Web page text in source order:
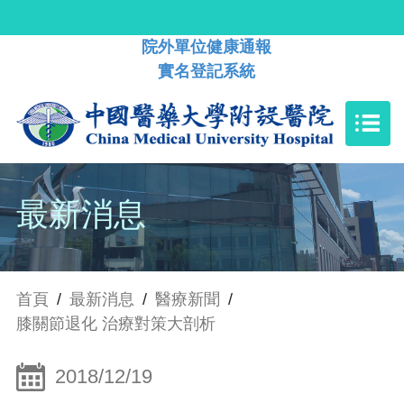
院外單位健康通報
實名登記系統
最新消息
首頁 / 最新消息 / 醫療新聞 /
膝關節退化 治療對策大剖析
2018/12/19